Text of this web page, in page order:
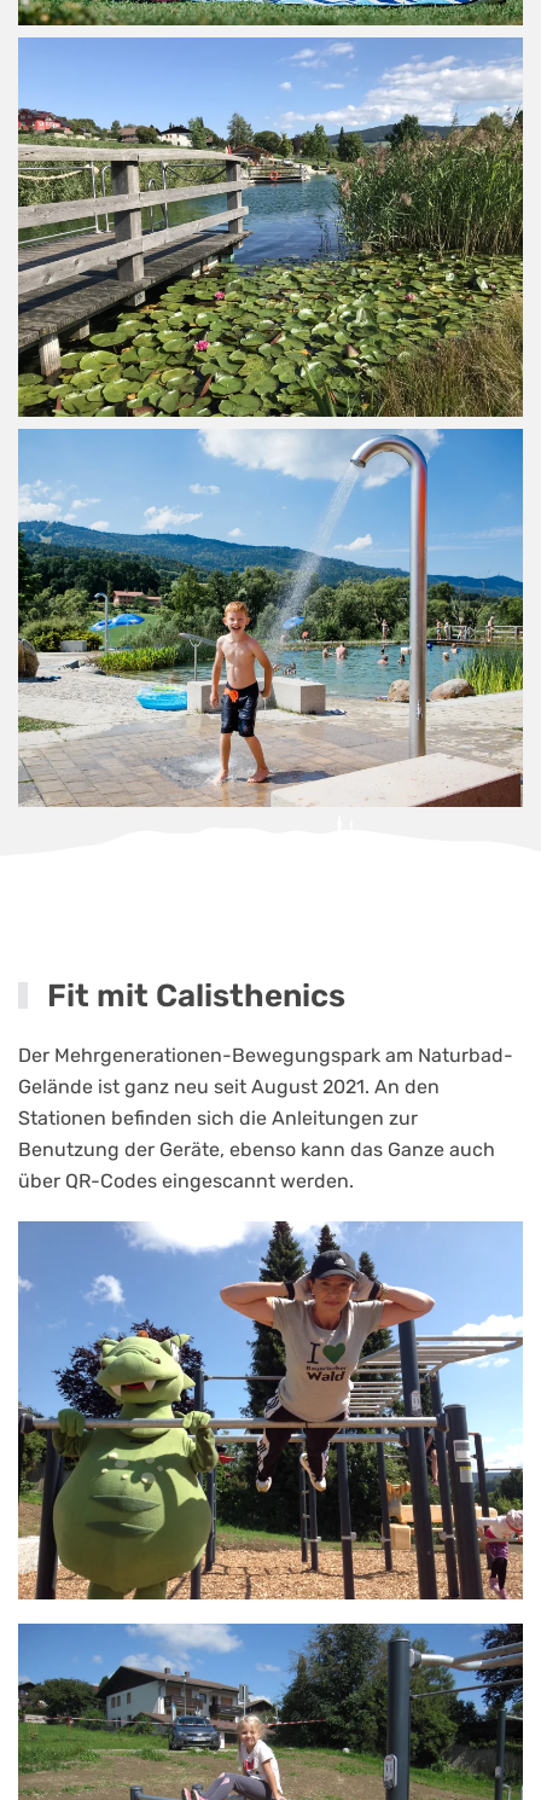
Fit mit Calisthenics
Der Mehrgenerationen-Bewegungspark am Naturbad-
Gelände ist ganz neu seit August 2021. An den
Stationen befinden sich die Anleitungen zur
Benutzung der Geräte, ebenso kann das Ganze auch
über QR-Codes eingescannt werden.